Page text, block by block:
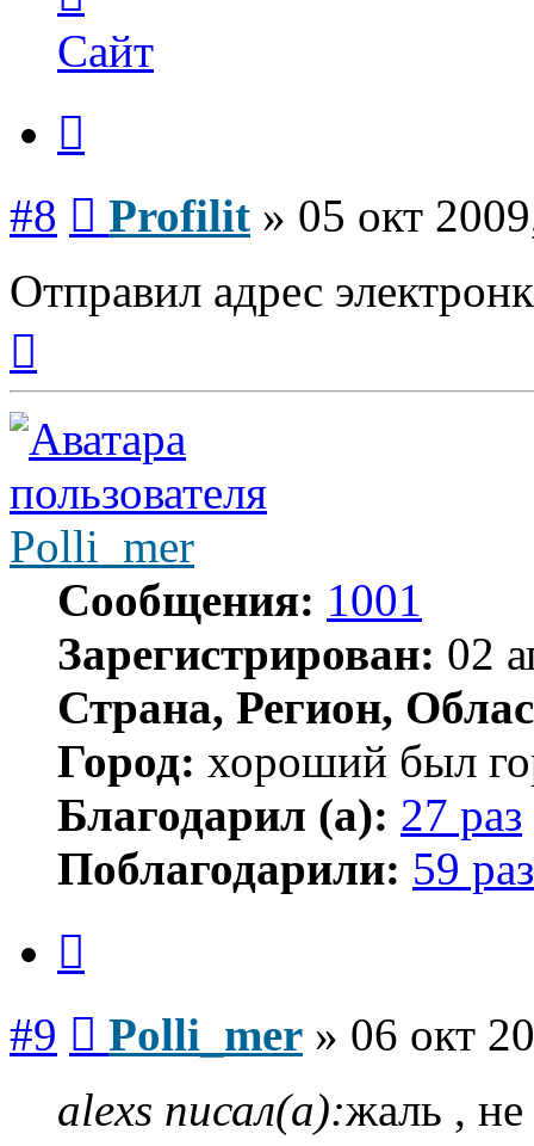
пользователя
Profilit
Сайт
#8 Profilit » 05 окт
Отправил адрес
началу
Polli_mer
Сообщения: 1001
Зарегистрирован: 02
Страна, Регион,
Город: хороший был
Благодарил (а): 27 раз
Поблагодарили: 59 раз
#9 Polli_mer » 06 окт
alexs писал(а):жаль ,